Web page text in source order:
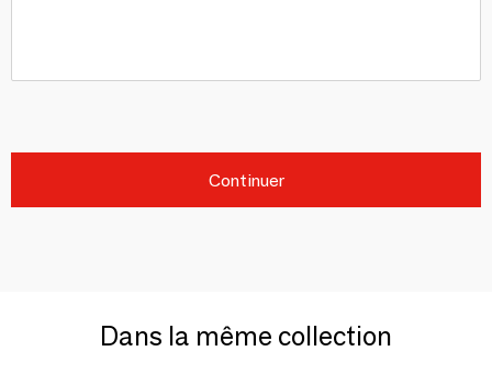
Continuer
Dans la même collection